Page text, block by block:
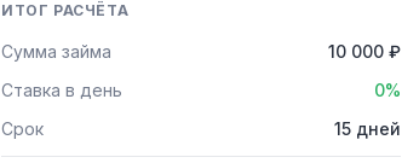
ИТОГ РАСЧЁТА
Сумма займа
10 000 ₽
Ставка в день
0%
Срок
15 дней